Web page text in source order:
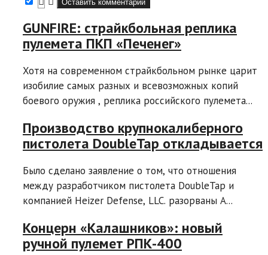
GUNFIRE: страйкбольная реплика
пулемета ПКП «Печенег»
Хотя на современном страйкбольном рынке царит
изобилие самых разных и всевозможных копий
боевого оружия , реплика российского пулемета...
Производство крупнокалиберного
пистолета DoubleTap откладывается
Было сделано заявление о том, что отношения
между разработчиком пистолета DoubleTap и
компанией Heizer Defense, LLC. разорваны A...
Концерн «Калашников»: новый
ручной пулемет РПК-400